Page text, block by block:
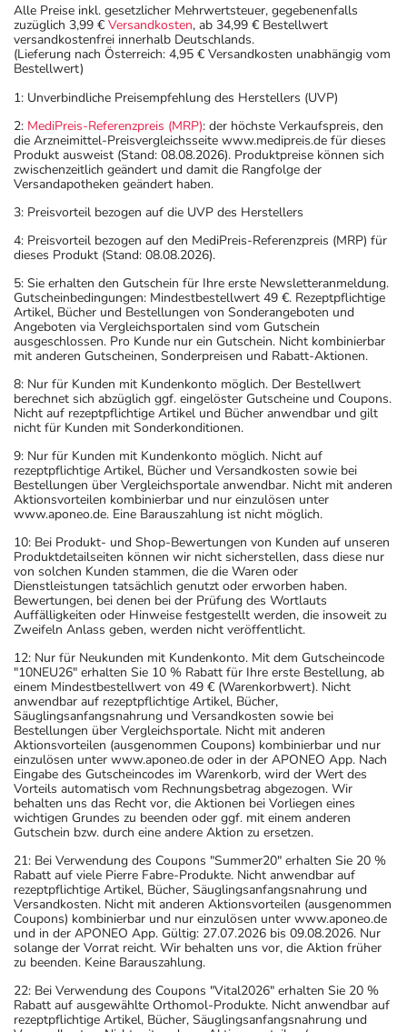
Sonstige Bestandteile: Mikrokristalline Cellulose (Ph.
Eur.), leichtes, basisches Magnesiumcarbonat,
Carboxymethylstärke-Natrium (Typ A) (Ph. Eur.),
Magnesiumstearat (Ph. Eur.) [pflanzlich]
Adresse des Anbieters/Herstellers
Aristo Pharma GmbH
Wallenroder Str. 8-10
13435 Berlin
herunterladen.
Alle Preise inkl. gesetzlicher Mehrwertsteuer, gegebenenfalls
zuzüglich 3,99 € Versandkosten, ab 34,99 € Bestellwert
versandkostenfrei innerhalb Deutschlands.
(Lieferung nach Österreich: 4,95 € Versandkosten unabhängig vom
Bestellwert)
1: Unverbindliche Preisempfehlung des Herstellers (UVP)
2: MediPreis-Referenzpreis (MRP): der höchste Verkaufspreis, den
die Arzneimittel-Preisvergleichsseite www.medipreis.de für dieses
Produkt ausweist (Stand: 08.08.2026). Produktpreise können sich
zwischenzeitlich geändert und damit die Rangfolge der
Versandapotheken geändert haben.
3: Preisvorteil bezogen auf die UVP des Herstellers
4: Preisvorteil bezogen auf den MediPreis-Referenzpreis (MRP) für
dieses Produkt (Stand: 08.08.2026).
5: Sie erhalten den Gutschein für Ihre erste Newsletteranmeldung.
Gutscheinbedingungen: Mindestbestellwert 49 €. Rezeptpflichtige
Artikel, Bücher und Bestellungen von Sonderangeboten und
Angeboten via Vergleichsportalen sind vom Gutschein
ausgeschlossen. Pro Kunde nur ein Gutschein. Nicht kombinierbar
mit anderen Gutscheinen, Sonderpreisen und Rabatt-Aktionen.
8: Nur für Kunden mit Kundenkonto möglich. Der Bestellwert
berechnet sich abzüglich ggf. eingelöster Gutscheine und Coupons.
Nicht auf rezeptpflichtige Artikel und Bücher anwendbar und gilt
nicht für Kunden mit Sonderkonditionen.
9: Nur für Kunden mit Kundenkonto möglich. Nicht auf
rezeptpflichtige Artikel, Bücher und Versandkosten sowie bei
Bestellungen über Vergleichsportale anwendbar. Nicht mit anderen
Aktionsvorteilen kombinierbar und nur einzulösen unter
www.aponeo.de. Eine Barauszahlung ist nicht möglich.
10: Bei Produkt- und Shop-Bewertungen von Kunden auf unseren
Produktdetailseiten können wir nicht sicherstellen, dass diese nur
von solchen Kunden stammen, die die Waren oder
Dienstleistungen tatsächlich genutzt oder erworben haben.
Bewertungen, bei denen bei der Prüfung des Wortlauts
Auffälligkeiten oder Hinweise festgestellt werden, die insoweit zu
Zweifeln Anlass geben, werden nicht veröffentlicht.
12: Nur für Neukunden mit Kundenkonto. Mit dem Gutscheincode
"10NEU26" erhalten Sie 10 % Rabatt für Ihre erste Bestellung, ab
einem Mindestbestellwert von 49 € (Warenkorbwert). Nicht
anwendbar auf rezeptpflichtige Artikel, Bücher,
Säuglingsanfangsnahrung und Versandkosten sowie bei
Bestellungen über Vergleichsportale. Nicht mit anderen
Aktionsvorteilen (ausgenommen Coupons) kombinierbar und nur
einzulösen unter www.aponeo.de oder in der APONEO App. Nach
Eingabe des Gutscheincodes im Warenkorb, wird der Wert des
Vorteils automatisch vom Rechnungsbetrag abgezogen. Wir
behalten uns das Recht vor, die Aktionen bei Vorliegen eines
wichtigen Grundes zu beenden oder ggf. mit einem anderen
Gutschein bzw. durch eine andere Aktion zu ersetzen.
21: Bei Verwendung des Coupons "Summer20" erhalten Sie 20 %
Rabatt auf viele Pierre Fabre-Produkte. Nicht anwendbar auf
rezeptpflichtige Artikel, Bücher, Säuglingsanfangsnahrung und
Versandkosten. Nicht mit anderen Aktionsvorteilen (ausgenommen
Coupons) kombinierbar und nur einzulösen unter www.aponeo.de
und in der APONEO App. Gültig: 27.07.2026 bis 09.08.2026. Nur
solange der Vorrat reicht. Wir behalten uns vor, die Aktion früher
zu beenden. Keine Barauszahlung.
22: Bei Verwendung des Coupons "Vital2026" erhalten Sie 20 %
Rabatt auf ausgewählte Orthomol-Produkte. Nicht anwendbar auf
rezeptpflichtige Artikel, Bücher, Säuglingsanfangsnahrung und